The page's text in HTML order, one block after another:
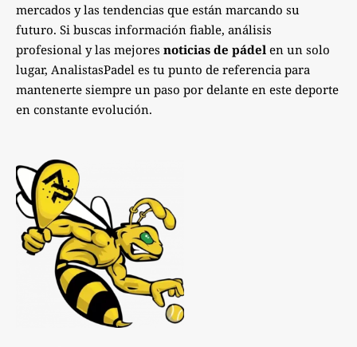
mercados y las tendencias que están marcando su
futuro. Si buscas información fiable, análisis
profesional y las mejores noticias de pádel en un solo
lugar, AnalistasPadel es tu punto de referencia para
mantenerte siempre un paso por delante en este deporte
en constante evolución.